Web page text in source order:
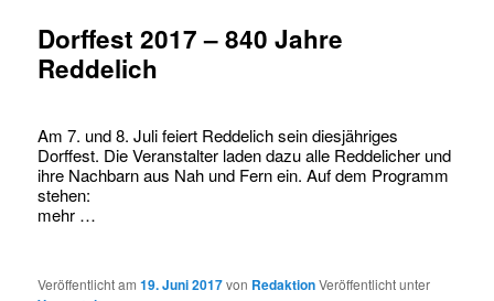
Dorffest 2017 – 840 Jahre
Reddelich
Am 7. und 8. Juli feiert Reddelich sein diesjähriges
Dorffest. Die Veranstalter laden dazu alle Reddelicher und
ihre Nachbarn aus Nah und Fern ein. Auf dem Programm
stehen:
mehr …
Veröffentlicht am19. Juni 2017von RedaktionVeröffentlicht unter